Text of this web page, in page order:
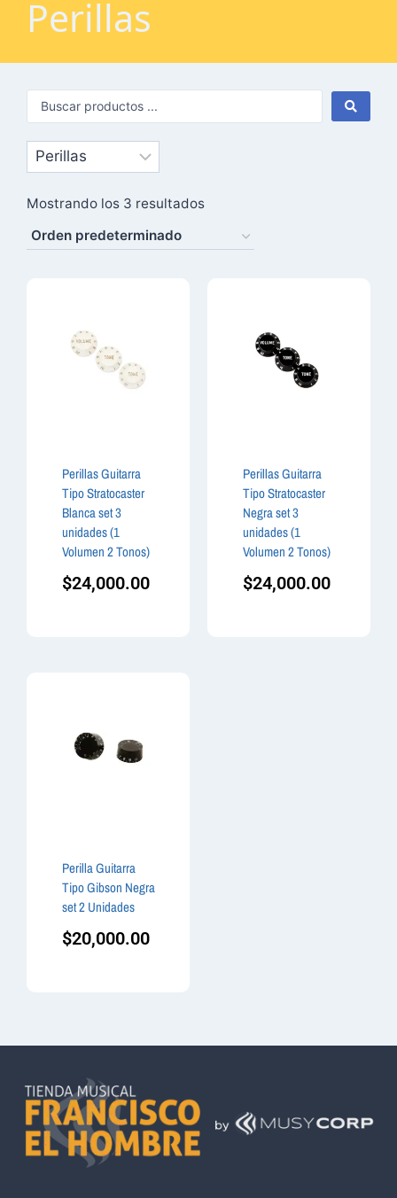
Perillas
Mostrando los 3 resultados
Perillas Guitarra
Tipo Stratocaster
Blanca set 3
unidades (1
Volumen 2 Tonos)
$24,000.00
Perillas Guitarra
Tipo Stratocaster
Negra set 3
unidades (1
Volumen 2 Tonos)
$24,000.00
Perilla Guitarra
Tipo Gibson Negra
set 2 Unidades
$20,000.00